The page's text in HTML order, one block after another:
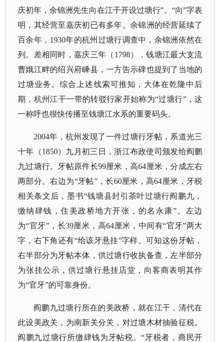
庆初年，余锦洲先生向在江干开设过塘行”。“向”字表
明，其经营至嘉庆初已有多年。余锦洲的经营延续了
百余年，1930年的杭州过塘行调查中，余锦洲依然在
列。差相同时，嘉庆三年（1798），钱塘江最大支流
曹娥江畔的绍兴府嵊县，一方告示碑也提到了当地的
过塘业务。综合上述线索可推知，大体在乾隆中后
期，杭州江干一带的转驳行家开始称为“过塘行”，这
一称呼也很快传播至钱塘江水系的重要码头。
2004年，杭州发现了一件过塘行牙帖，系道光三
十年（1850）九月初三日，浙江布政使司颁发给阎鹏
九过塘行。牙帖原件长99厘米，高64厘米，分成左右
两部分。右边为“牙帖”，长60厘米，高64厘米，牙税
相关条文后，墨书“钱塘县封引茶叶过塘行阎鹏九，
缴纳肆钱，住美政桥地方开张，的名永康”。左边
为“官牙”，长39厘米，高64厘米，中间有“官牙”两大
字，右下角还有“给该牙悬挂”字样。可知这份牙帖，
右半部分为牙帖本体，供过塘行收执备查，左半部分
为张挂公示，供过塘行悬挂店堂，向客商表明其作
为“官牙”的可靠身份。
阎鹏九过塘行所在的美政桥，就在江干，清代在
此设美政关，为南新关分关，对过塘木材抽验征税。
阎鹏九过塘行所缴肆钱为牙帖税。“牙税者，商民开